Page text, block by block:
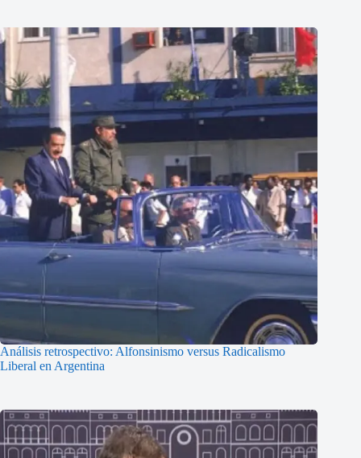
Análisis retrospectivo: Alfonsinismo versus Radicalismo
Liberal en Argentina